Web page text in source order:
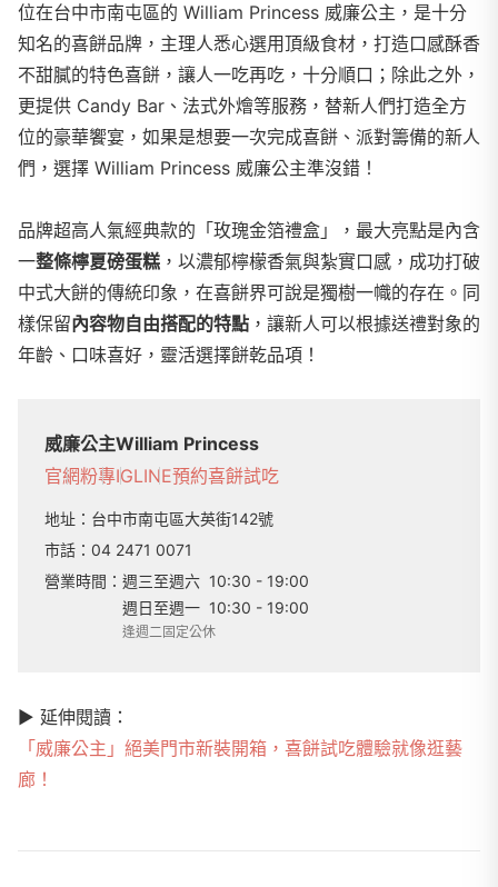
位在台中市南屯區的 William Princess 威廉公主，是十分
知名的喜餅品牌，主理人悉心選用頂級食材，打造口感酥香
不甜膩的特色喜餅，讓人一吃再吃，十分順口；除此之外，
更提供 Candy Bar、法式外燴等服務，替新人們打造全方
位的豪華饗宴，如果是想要一次完成喜餅、派對籌備的新人
們，選擇 William Princess 威廉公主準沒錯！
品牌超高人氣經典款的「玫瑰金箔禮盒」，最大亮點是內含
一整條檸夏磅蛋糕 ，以濃郁檸檬香氣與紮實口感，成功打破
中式大餅的傳統印象，在喜餅界可說是獨樹一幟的存在。同
樣保留內容物自由搭配的特點 ，讓新人可以根據送禮對象的
年齡、口味喜好，靈活選擇餅乾品項！
威廉公主William Princess
官網粉專IGLINE預約喜餅試吃
地址： 台中市南屯區大英街142號
市話： 04 2471 0071
營業時間： 週三至週六 10:30 - 19:00
週日至週一 10:30 - 19:00
逢週二固定公休
▶ ︎ 延伸閱讀：
「威廉公主」絕美門市新裝開箱，喜餅試吃體驗就像逛藝
廊！